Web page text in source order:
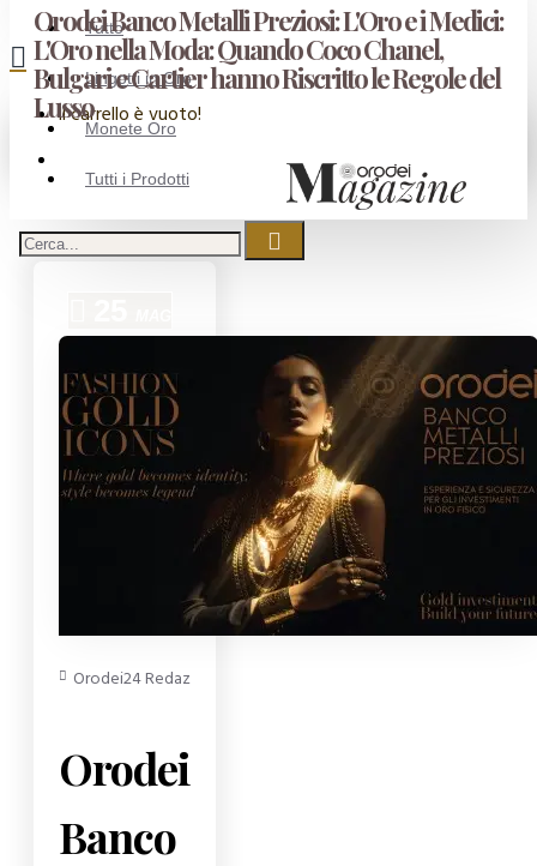
Tutto
Lingotti in Oro
Monete Oro
Tutti i Prodotti
Il carrello è vuoto!
Orodei Banco Metalli Preziosi: L'Oro e i Medici:
L'Oro nella Moda: Quando Coco Chanel,
Bulgari e Cartier hanno Riscritto le Regole del
Lusso
Orodei24 Redazione
Orodei
Banco